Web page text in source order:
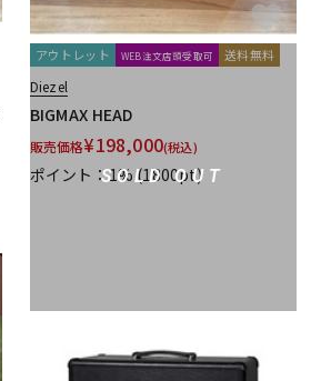
SOLD OUT
アウトレット WEB注文店頭受取可 送料無料
Diezel
BIGMAX HEAD
販売価格¥198,000(税込)
ポイント：1%(1800pt)